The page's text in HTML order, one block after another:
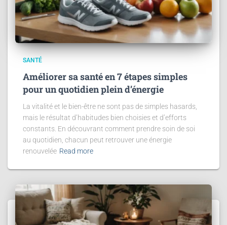
SANTÉ
Améliorer sa santé en 7 étapes simples
pour un quotidien plein d’énergie
La vitalité et le bien-être ne sont pas de simples hasards,
mais le résultat d’habitudes bien choisies et d’efforts
constants. En découvrant comment prendre soin de soi
au quotidien, chacun peut retrouver une énergie
renouvelée Read more